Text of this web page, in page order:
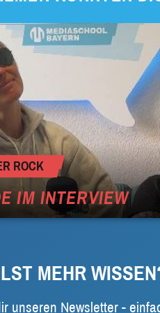
ROCK
IM INTERVIEW
MEHR
unseren Newsletter -